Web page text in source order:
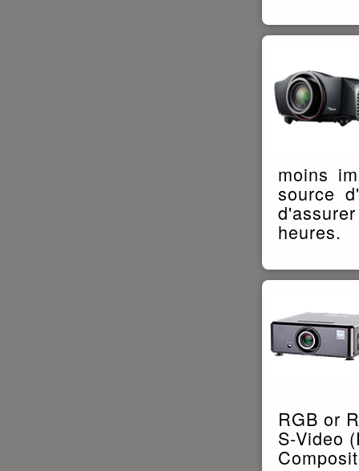
moins
source
heures.
RGB or
S-Video